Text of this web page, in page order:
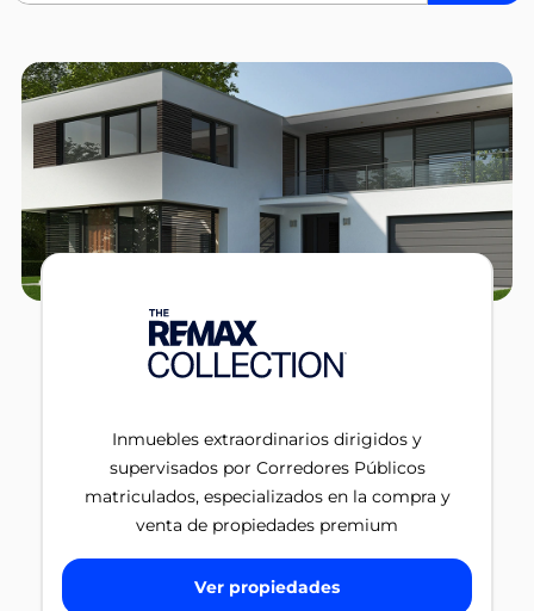
Inmuebles extraordinarios dirigidos y
supervisados por Corredores Públicos
matriculados, especializados en la compra y
venta de propiedades premium
Ver propiedades